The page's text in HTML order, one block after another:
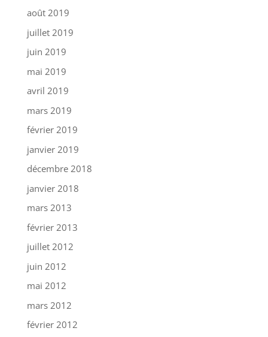
août 2019
juillet 2019
juin 2019
mai 2019
avril 2019
mars 2019
février 2019
janvier 2019
décembre 2018
janvier 2018
mars 2013
février 2013
juillet 2012
juin 2012
mai 2012
mars 2012
février 2012